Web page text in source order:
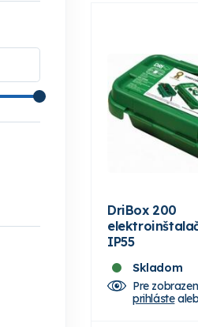
DriBox 200
IP55
Skladom
Pre
prihláste